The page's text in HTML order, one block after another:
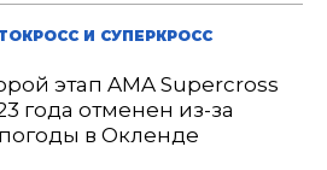
И СУПЕРКРОСС
этап AMA Supercross
года отменен из-за
в Окленде